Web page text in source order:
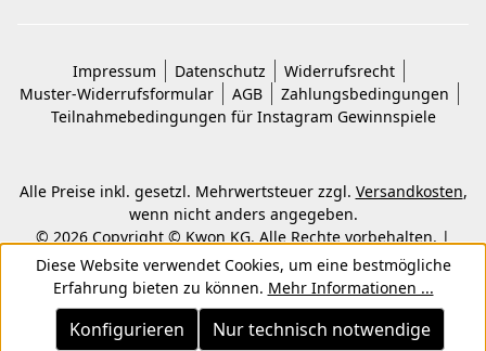
Impressum Datenschutz
Widerrufsrecht
Muster-Widerrufsformular
AGB
Zahlungsbedingungen
Teilnahmebedingungen für Instagram Gewinnspiele
Alle Preise inkl. gesetzl. Mehrwertsteuer zzgl. Versandkosten,
wenn nicht anders angegeben.
© 2026 Copyright © Kwon KG. Alle Rechte vorbehalten. |
Umsetzung durchShopware-Agentur ECONSOR
Diese Website verwendet Cookies, um eine bestmögliche
Erfahrung bieten zu können. Mehr Informationen ...
Nur technisch notwendige
Konfigurieren